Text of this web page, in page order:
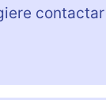
contactar